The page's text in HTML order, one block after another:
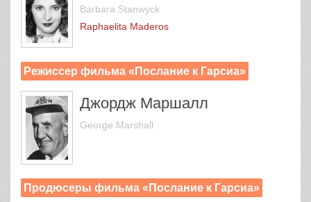
Barbara Stanwyck
Raphaelita Maderos
Режиссер фильма «Послание к Гарсиа»
Джордж Маршалл
George Marshall
Продюсеры фильма «Послание к Гарсиа»